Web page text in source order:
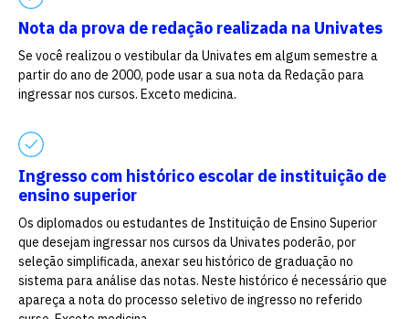
Nota da prova de redação realizada na Univates
Se você realizou o vestibular da Univates em algum semestre a
partir do ano de 2000, pode usar a sua nota da Redação para
ingressar nos cursos. Exceto medicina.
Ingresso com histórico escolar de instituição de
ensino superior
Os diplomados ou estudantes de Instituição de Ensino Superior
que desejam ingressar nos cursos da Univates poderão, por
seleção simplificada, anexar seu histórico de graduação no
sistema para análise das notas. Neste histórico é necessário que
apareça a nota do processo seletivo de ingresso no referido
Escolha a vaga que você
quer concorrer:
vagas para início de curso